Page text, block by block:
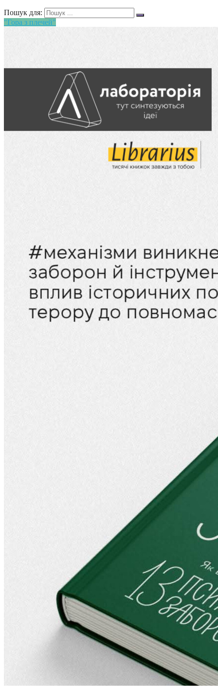
Пошук для:
"Гора з плечей"